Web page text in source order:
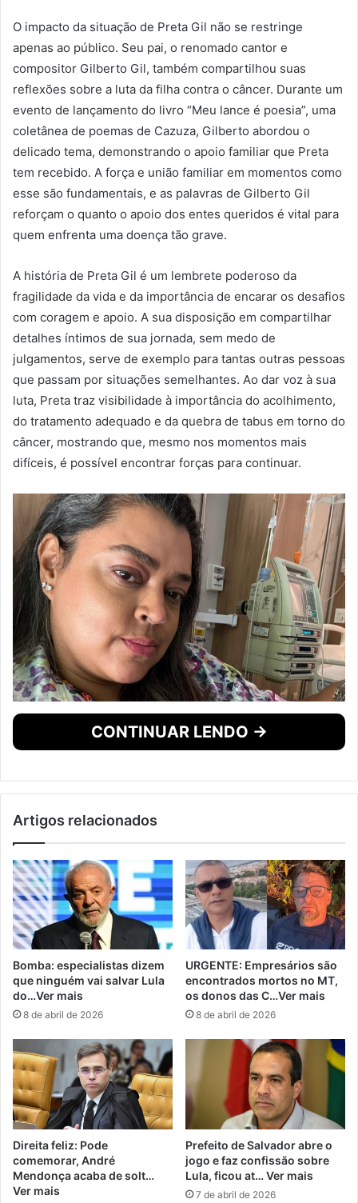
O impacto da situação de Preta Gil não se restringe
apenas ao público. Seu pai, o renomado cantor e
compositor Gilberto Gil, também compartilhou suas
reflexões sobre a luta da filha contra o câncer. Durante um
evento de lançamento do livro “Meu lance é poesia”, uma
coletânea de poemas de Cazuza, Gilberto abordou o
delicado tema, demonstrando o apoio familiar que Preta
tem recebido. A força e união familiar em momentos como
esse são fundamentais, e as palavras de Gilberto Gil
reforçam o quanto o apoio dos entes queridos é vital para
quem enfrenta uma doença tão grave.
A história de Preta Gil é um lembrete poderoso da
fragilidade da vida e da importância de encarar os desafios
com coragem e apoio. A sua disposição em compartilhar
detalhes íntimos de sua jornada, sem medo de
julgamentos, serve de exemplo para tantas outras pessoas
que passam por situações semelhantes. Ao dar voz à sua
luta, Preta traz visibilidade à importância do acolhimento,
do tratamento adequado e da quebra de tabus em torno do
câncer, mostrando que, mesmo nos momentos mais
difíceis, é possível encontrar forças para continuar.
CONTINUAR LENDO →
Artigos relacionados
Bomba: especialistas dizem
que ninguém vai salvar Lula
do…Ver mais
8 de abril de 2026
URGENTE: Empresários são
encontrados mortos no MT,
os donos das C…Ver mais
8 de abril de 2026
Direita feliz: Pode
comemorar, André
Mendonça acaba de solt…
Ver mais
Prefeito de Salvador abre o
jogo e faz confissão sobre
Lula, ficou at… Ver mais
7 de abril de 2026